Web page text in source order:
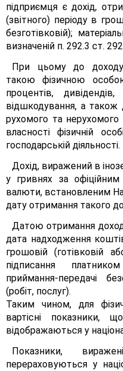
підприємця є дохід,
(звітного) періоду в
безготівковій);
визначеній п. 292.3 ст.
При цьому до
такою фізичною
процентів,
відшкодування, а також
рухомого та
власності фізичній
господарській діяльності.
Дохід, виражений в
у гривнях за
валюти, встановленим
дату отримання такого
Датою отримання
дата надходження
грошовій (готівковій
підписання
приймання-передачі
(робіт, послуг).
Таким чином, для
вартісні показники,
відображаються у
Показники,
перераховуються у